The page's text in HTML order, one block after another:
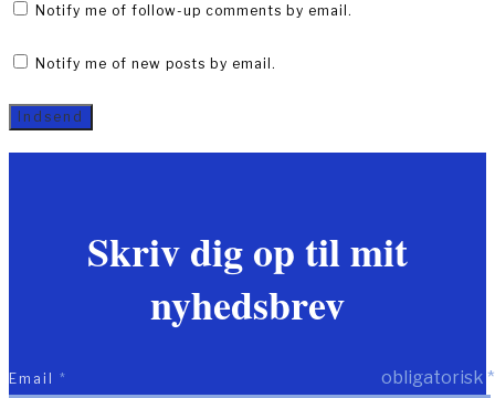
Notify me of follow-up comments by email.
Notify me of new posts by email.
Skriv dig op til mit
nyhedsbrev
*
obligatorisk
Email *